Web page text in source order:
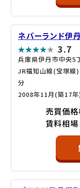
ネバーランド伊
3.7
兵庫県伊丹市中央5
JR福知山線(宝塚線
分
2008年11月(築17
売買価
賃料相場